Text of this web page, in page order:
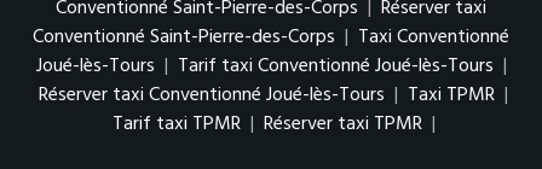
Conventionné Saint-Pierre-des-Corps | Réserver taxi
Conventionné Saint-Pierre-des-Corps | Taxi Conventionné
Joué-lès-Tours | Tarif taxi Conventionné Joué-lès-Tours |
Réserver taxi Conventionné Joué-lès-Tours | Taxi TPMR |
Tarif taxi TPMR | Réserver taxi TPMR |